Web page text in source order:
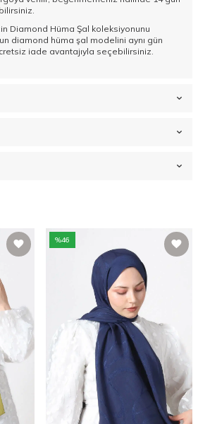
Diamond Hüma Şal koleksiyonunu
diamond hüma şal modelini aynı gün
iade avantajıyla seçebilirsiniz.
%46